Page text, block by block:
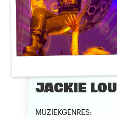
JACKIE LOU
MUZIEKGENRES: